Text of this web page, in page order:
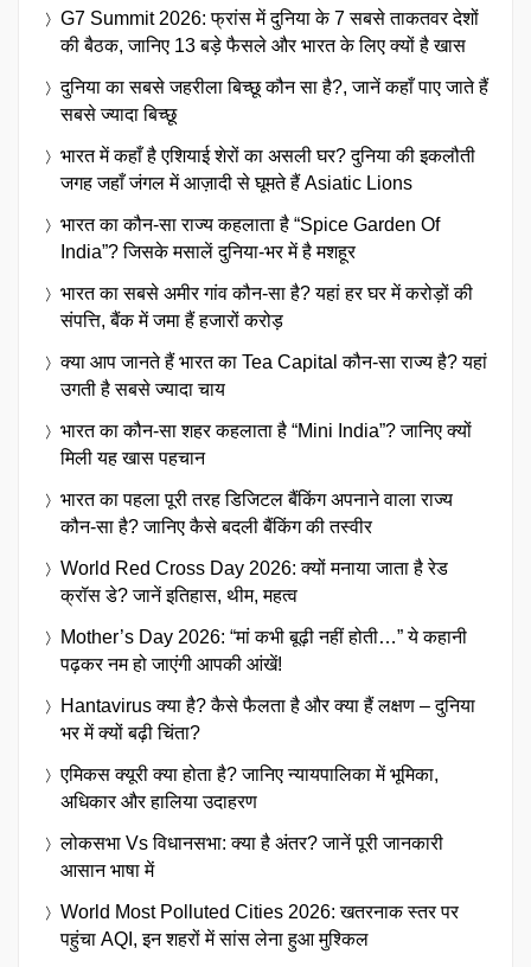
G7 Summit 2026: फ्रांस में दुनिया के 7 सबसे ताकतवर देशों
की बैठक, जानिए 13 बड़े फैसले और भारत के लिए क्यों है खास
दुनिया का सबसे जहरीला बिच्छू कौन सा है?, जानें कहाँ पाए जाते हैं
सबसे ज्यादा बिच्छू
भारत में कहाँ है एशियाई शेरों का असली घर? दुनिया की इकलौती
जगह जहाँ जंगल में आज़ादी से घूमते हैं Asiatic Lions
भारत का कौन-सा राज्य कहलाता है “Spice Garden Of
India”? जिसके मसालें दुनिया-भर में है मशहूर
भारत का सबसे अमीर गांव कौन-सा है? यहां हर घर में करोड़ों की
संपत्ति, बैंक में जमा हैं हजारों करोड़
क्या आप जानते हैं भारत का Tea Capital कौन-सा राज्य है? यहां
उगती है सबसे ज्यादा चाय
भारत का कौन-सा शहर कहलाता है “Mini India”? जानिए क्यों
मिली यह खास पहचान
भारत का पहला पूरी तरह डिजिटल बैंकिंग अपनाने वाला राज्य
कौन-सा है? जानिए कैसे बदली बैंकिंग की तस्वीर
World Red Cross Day 2026: क्यों मनाया जाता है रेड
क्रॉस डे? जानें इतिहास, थीम, महत्व
Mother’s Day 2026: “मां कभी बूढ़ी नहीं होती…” ये कहानी
पढ़कर नम हो जाएंगी आपकी आंखें!
Hantavirus क्या है? कैसे फैलता है और क्या हैं लक्षण – दुनिया
भर में क्यों बढ़ी चिंता?
एमिकस क्यूरी क्या होता है? जानिए न्यायपालिका में भूमिका,
अधिकार और हालिया उदाहरण
लोकसभा Vs विधानसभा: क्या है अंतर? जानें पूरी जानकारी
आसान भाषा में
World Most Polluted Cities 2026: खतरनाक स्तर पर
पहुंचा AQI, इन शहरों में सांस लेना हुआ मुश्किल